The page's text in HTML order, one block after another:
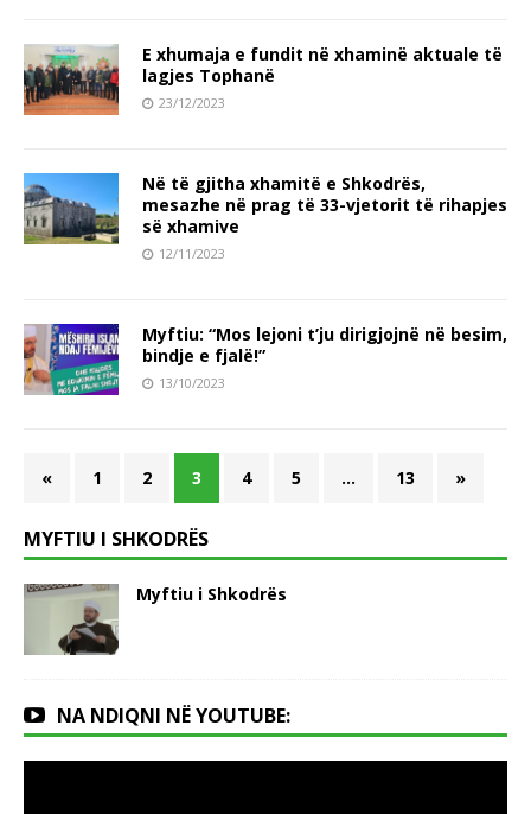
E xhumaja e fundit në xhaminë aktuale të
lagjes Tophanë
23/12/2023
Në të gjitha xhamitë e Shkodrës,
mesazhe në prag të 33-vjetorit të rihapjes
së xhamive
12/11/2023
Myftiu: “Mos lejoni t’ju dirigjojnë në besim,
bindje e fjalë!”
13/10/2023
« 1 2 3 4 5 … 13 »
MYFTIU I SHKODRËS
Myftiu i Shkodrës
NA NDIQNI NË YOUTUBE: